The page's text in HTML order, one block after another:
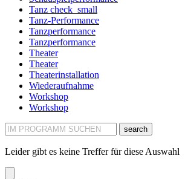
Tanz check_small
Tanz-Performance
Tanzperformance
Tanzperformance
Theater
Theater
Theaterinstallation
Wiederaufnahme
Workshop
Workshop
search
Leider gibt es keine Treffer für diese Auswahl